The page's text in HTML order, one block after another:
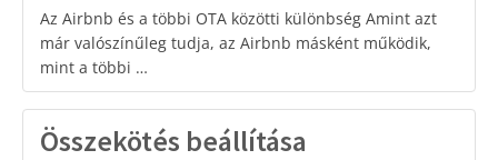
Az Airbnb és a többi OTA közötti különbség Amint azt
már valószínűleg tudja, az Airbnb másként működik,
mint a többi …
Összekötés beállítása